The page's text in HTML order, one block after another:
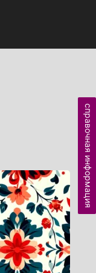
справочная информация